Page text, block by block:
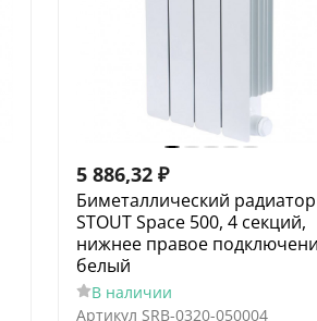
5 886,32 ₽
Биметаллический радиатор
STOUT Space 500, 4 секций,
нижнее правое
белый
В наличии
Артикул SRB-0320-050004